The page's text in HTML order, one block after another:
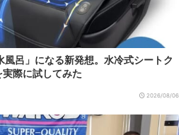
呂」になる新発想。水冷式シートク
実際に試してみた
2026/08/06